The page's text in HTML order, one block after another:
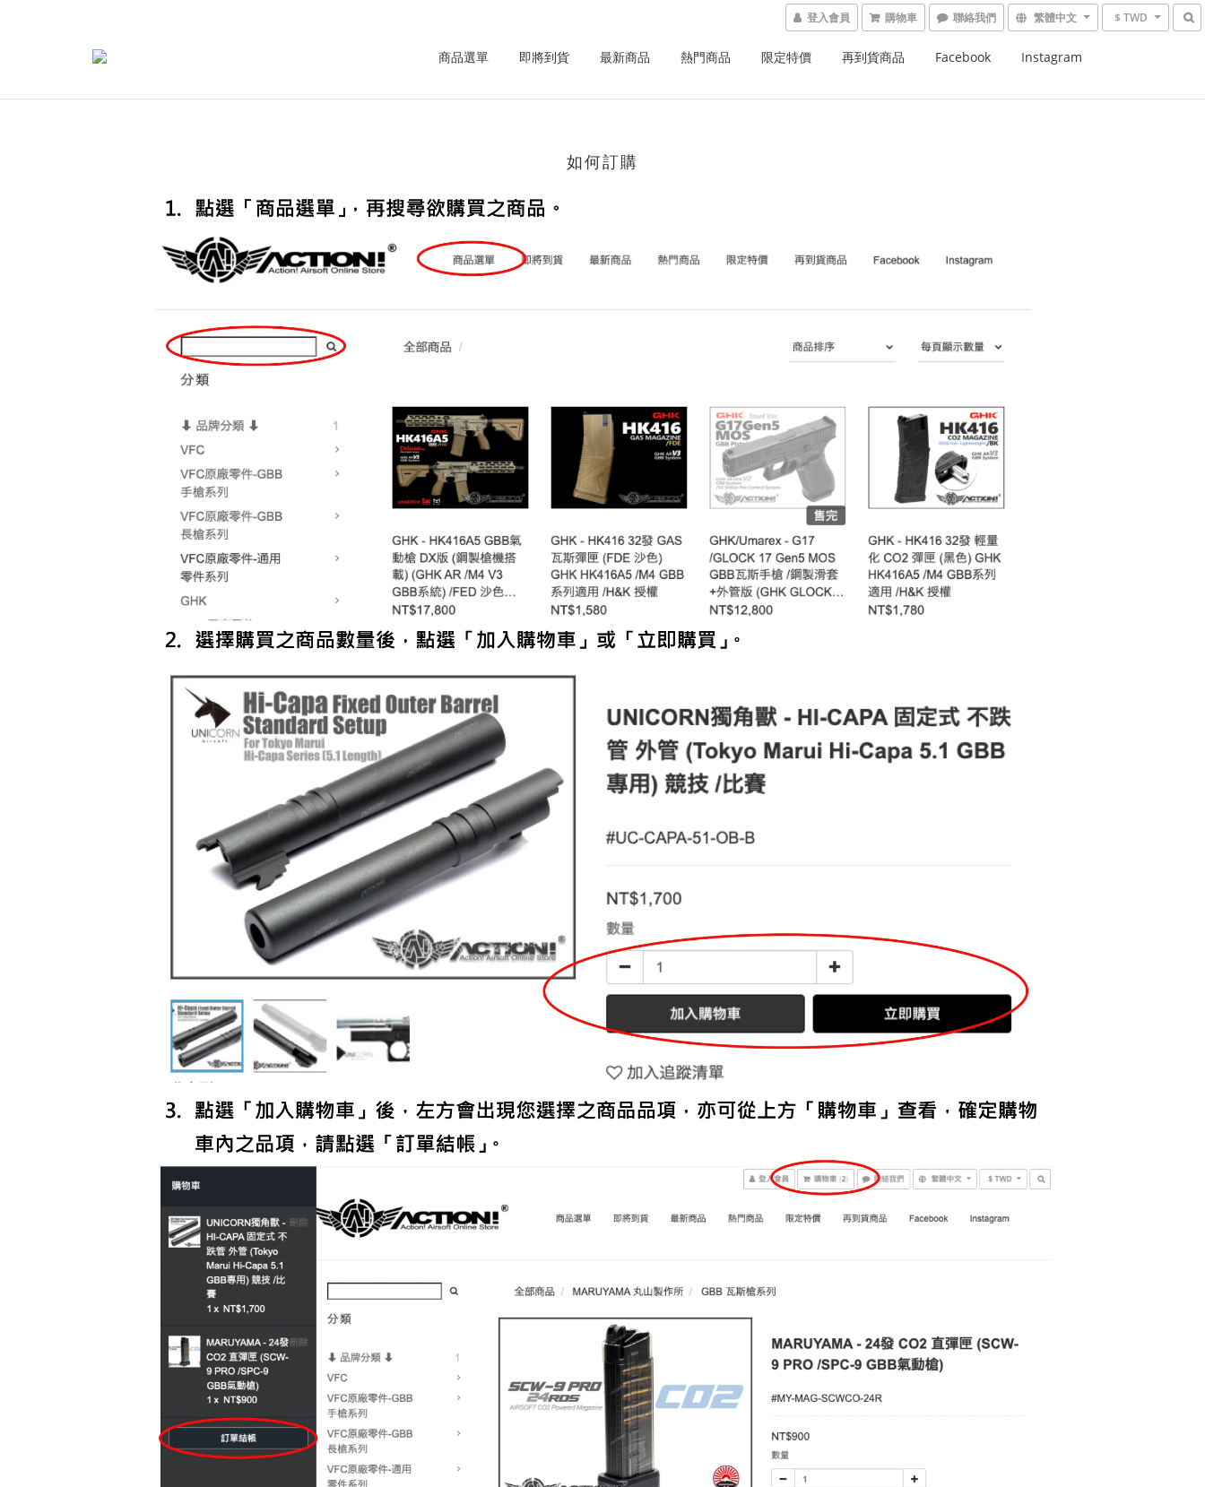
登入會員 購物車 繁體中文 $ TWD
商品選單 即將到貨 最新商品 熱門商品 限定特價 再到貨商品 Facebook Instagram
如何訂購